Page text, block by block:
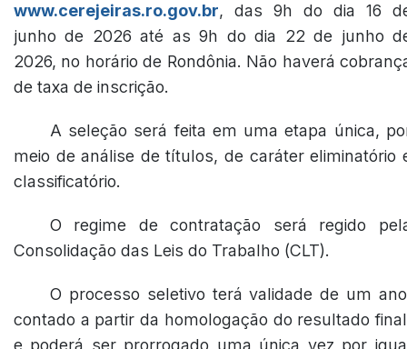
www.cerejeiras.ro.gov.br, das 9h do dia 16
junho de 2026 até as 9h do dia 22 de junho
2026, no horário de Rondônia. Não haverá
de taxa de inscrição.
A seleção será feita em uma etapa única,
meio de análise de títulos, de caráter eliminatório
classificatório.
O regime de contratação será regido
Consolidação das Leis do Trabalho (CLT).
O processo seletivo terá validade de um
contado a partir da homologação do resultado
e poderá ser prorrogado uma única vez por